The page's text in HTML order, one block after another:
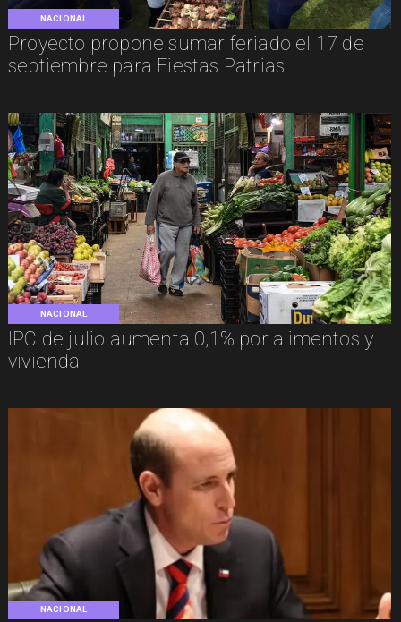
NACIONAL
Proyecto propone sumar feriado el 17 de
septiembre para Fiestas Patrias
NACIONAL
IPC de julio aumenta 0,1% por alimentos y
vivienda
NACIONAL